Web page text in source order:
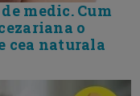
medic. Cum
o
cea naturala